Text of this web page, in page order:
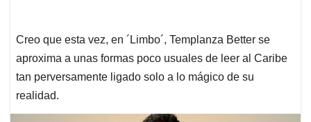
Creo que esta vez, en ´Limbo´, Templanza Better se
aproxima a unas formas poco usuales de leer al Caribe
tan perversamente ligado solo a lo mágico de su
realidad.